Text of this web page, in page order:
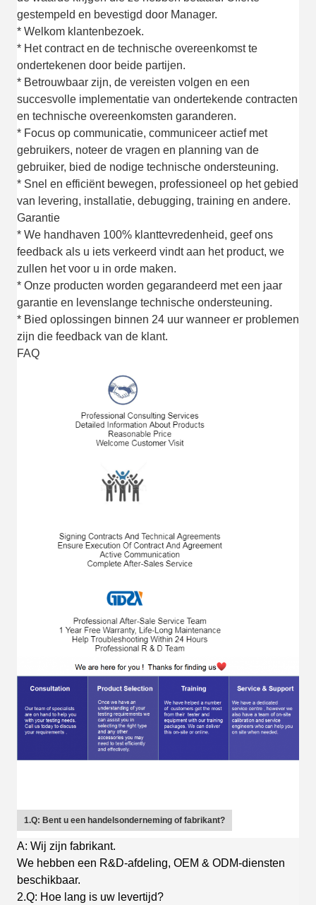
gestempeld en bevestigd door Manager.
* Welkom klantenbezoek.
* Het contract en de technische overeenkomst te
ondertekenen door beide partijen.
* Betrouwbaar zijn, de vereisten volgen en een
succesvolle implementatie van ondertekende contracten
en technische overeenkomsten garanderen.
* Focus op communicatie, communiceer actief met
gebruikers, noteer de vragen en planning van de
gebruiker, bied de nodige technische ondersteuning.
* Snel en efficiënt bewegen, professioneel op het gebied
van levering, installatie, debugging, training en andere.
Garantie
* We handhaven 100% klanttevredenheid, geef ons
feedback als u iets verkeerd vindt aan het product, we
zullen het voor u in orde maken.
* Onze producten worden gegarandeerd met een jaar
garantie en levenslange technische ondersteuning.
* Bied oplossingen binnen 24 uur wanneer er problemen
zijn die feedback van de klant.
FAQ
1.Q: Bent u een handelsonderneming of fabrikant?
A: Wij zijn fabrikant.
We hebben een R&D-afdeling, OEM & ODM-diensten
beschikbaar.
2.Q: Hoe lang is uw levertijd?